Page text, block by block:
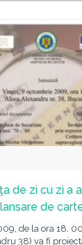
de zi cu zi a
de
de la ora 18.
38) va fi